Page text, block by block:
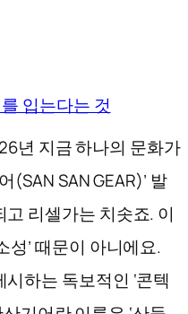
입는다는 것
년 지금 하나의 문화가
(SAN SAN GEAR)’ 발
리셀가는 치솟죠. 이
성’ 때문이 아니에요.
하는 독보적인 ‘콘텍